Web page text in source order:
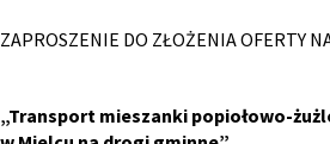
ZAPROSZENIE DO ZŁOŻENIA OFERTY
„Transport mieszanki popiołowo-